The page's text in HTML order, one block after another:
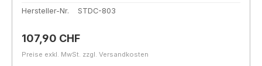
Hersteller-Nr.
STDC-803
Regulärer Preis:
107,90 CHF
Preise exkl. MwSt. zzgl. Versandkosten